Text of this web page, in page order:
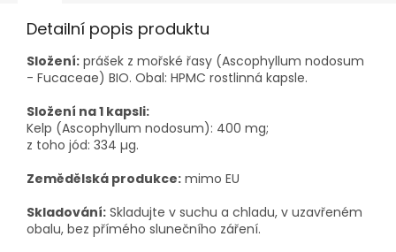
Detailní popis produktu
Složení: prášek z mořské řasy (Ascophyllum nodosum
- Fucaceae) BIO. Obal: HPMC rostlinná kapsle.
Složení na 1 kapsli:
Kelp (Ascophyllum nodosum): 400 mg;
z toho jód: 334 µg.
Zemědělská produkce: mimo EU
Skladování: Skladujte v suchu a chladu, v uzavřeném
obalu, bez přímého slunečního záření.